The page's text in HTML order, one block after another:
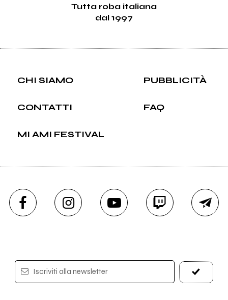
Tutta roba italiana
dal 1997
CHI SIAMO PUBBLICITÀ
CONTATTI FAQ
MI AMI FESTIVAL
Iscriviti alla newsletter